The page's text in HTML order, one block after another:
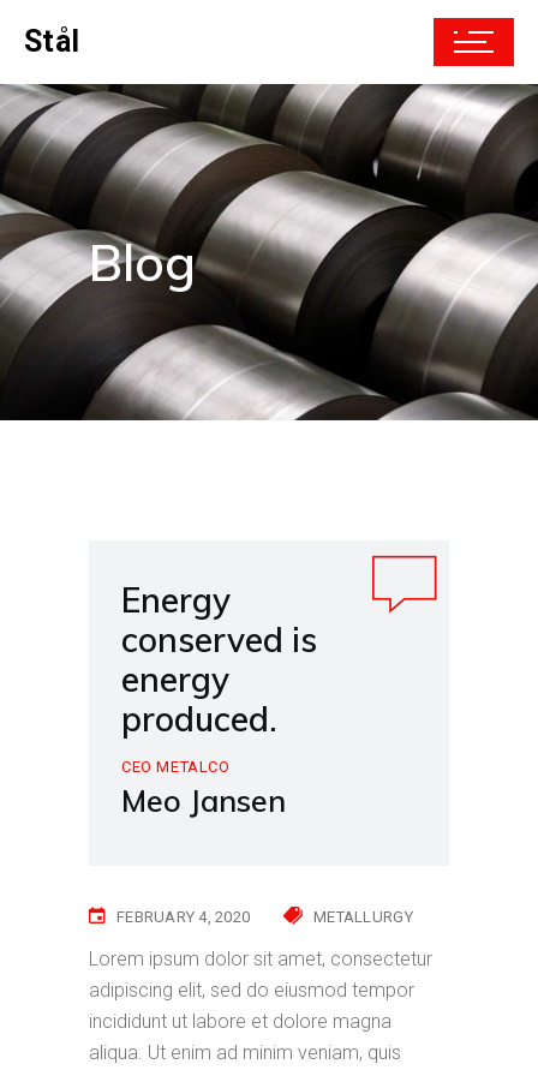
Stål
Blog
Energy
conserved is
energy
produced.
CEO METALCO
Meo Jansen
FEBRUARY 4, 2020 METALLURGY
Lorem ipsum dolor sit amet, consectetur
adipiscing elit, sed do eiusmod tempor
incididunt ut labore et dolore magna
aliqua. Ut enim ad minim veniam, quis